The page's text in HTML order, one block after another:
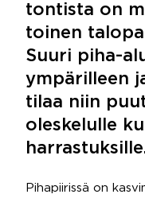
tontista on
toinen
Suuri piha-
ympärilleen
tilaa niin
oleskelulle
Pihapiirissä on